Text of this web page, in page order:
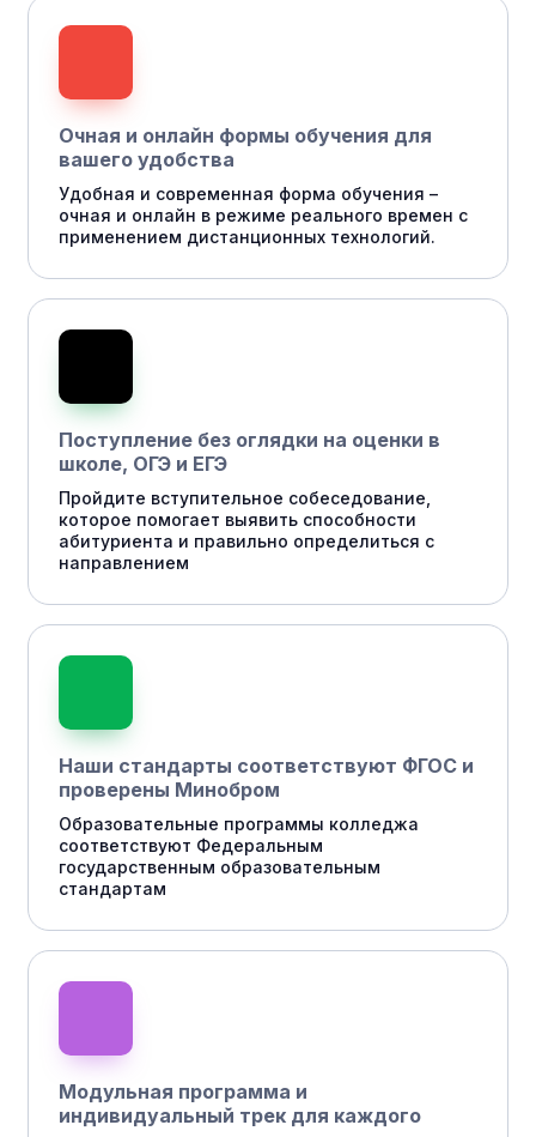
Очная и онлайн формы обучения для
вашего удобства
Удобная и современная форма обучения –
очная и онлайн в режиме реального времен с
применением дистанционных технологий.
Поступление без оглядки на оценки в
школе, ОГЭ и ЕГЭ
Пройдите вступительное собеседование,
которое помогает выявить способности
абитуриента и правильно определиться с
направлением
Наши стандарты соответствуют ФГОС и
проверены Минобром
Образовательные программы колледжа
соответствуют Федеральным
государственным образовательным
стандартам
Модульная программа и
индивидуальный трек для каждого